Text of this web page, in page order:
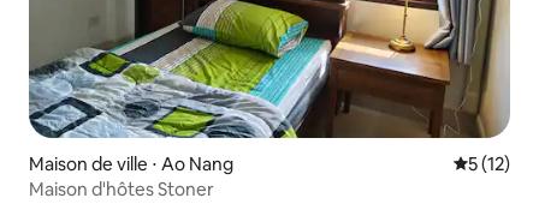
Maison de ville ⋅ Ao Nang
5 (12)
Maison d'hôtes Stoner